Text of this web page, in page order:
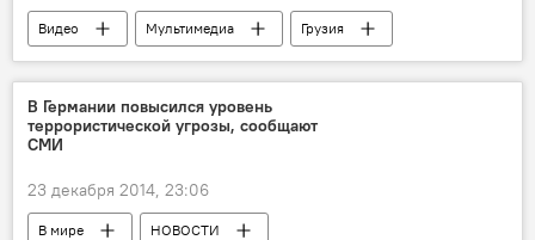
Видео Мультимедиа
Грузия
НОВОСТИ
В Германии повысился уровень
террористической угрозы, сообщают
СМИ
23 декабря 2014, 23:06
В мире НОВОСТИ